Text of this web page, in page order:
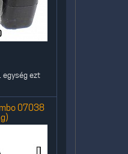
egység ezt
07038